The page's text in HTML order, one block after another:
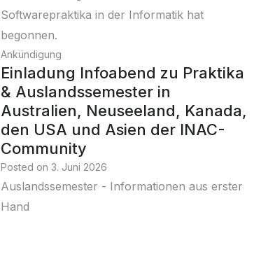
Softwarepraktika in der Informatik hat
begonnen.
Ankündigung
Einladung Infoabend zu Praktika
& Auslandssemester in
Australien, Neuseeland, Kanada,
den USA und Asien der INAC-
Community
Posted on 3. Juni 2026
Auslandssemester - Informationen aus erster
Hand